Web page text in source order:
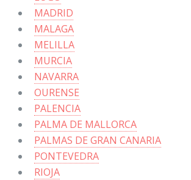
MADRID
MALAGA
MELILLA
MURCIA
NAVARRA
OURENSE
PALENCIA
PALMA DE MALLORCA
PALMAS DE GRAN CANARIA
PONTEVEDRA
RIOJA